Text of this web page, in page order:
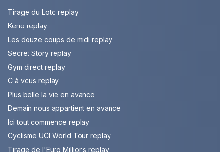
Tirage du Loto replay
Keno replay
Les douze coups de midi replay
Secret Story replay
Gym direct replay
C à vous replay
Plus belle la vie en avance
Demain nous appartient en avance
Ici tout commence replay
Cyclisme UCI World Tour replay
Tirage de l'Euro Millions replay